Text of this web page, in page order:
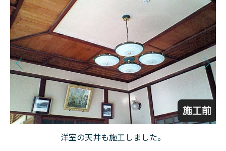
洋室の天井も施工しました。